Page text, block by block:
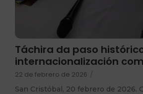
Táchira da paso
internacionalización
22 de febrero de 2026 /
San Cristóbal, 20 febrero de 2026.